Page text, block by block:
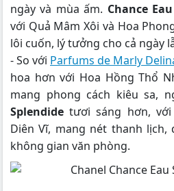
ngày và mùa ấm. Chance
với Quả Mâm Xôi và Hoa
lôi cuốn, lý tưởng cho cả ngày
- So với Parfums de Marly
hoa hơn với Hoa Hồng Thổ
mang phong cách kiêu sa,
Splendide tươi sáng hơn,
Diên Vĩ, mang nét thanh
không gian văn phòng.